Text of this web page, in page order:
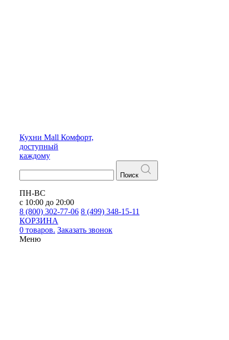
Кухни Mall Комфорт,
доступный
каждому
Поиск
ПН-ВС
с 10:00 до 20:00
8 (800) 302-77-06 8 (499) 348-15-11
КОРЗИНА
0 товаров. Заказать звонок
Меню